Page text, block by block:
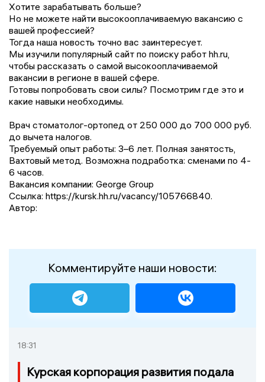
Хотите зарабатывать больше?
Но не можете найти высокооплачиваемую вакансию с
вашей профессией?
Тогда наша новость точно вас заинтересует.
Мы изучили популярный сайт по поиску работ hh.ru,
чтобы рассказать о самой высокооплачиваемой
вакансии в регионе в вашей сфере.
Готовы попробовать свои силы? Посмотрим где это и
какие навыки необходимы.
Врач стоматолог-ортопед от 250 000 до 700 000 руб.
до вычета налогов.
Требуемый опыт работы: 3–6 лет. Полная занятость,
Вахтовый метод. Возможна подработка: сменами по 4-
6 часов.
Вакансия компании: George Group
Ссылка: https://kursk.hh.ru/vacancy/105766840.
Автор:
Комментируйте наши новости:
18:31
Курская корпорация развития подала